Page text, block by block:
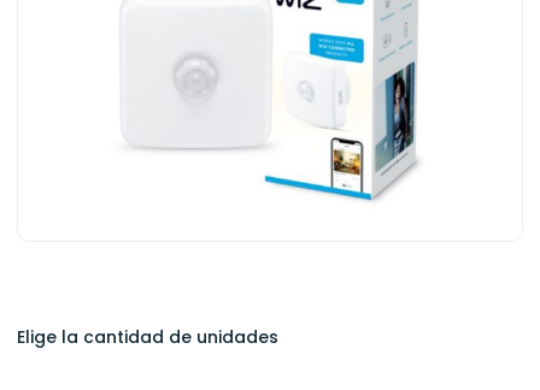
Elige la cantidad de unidades